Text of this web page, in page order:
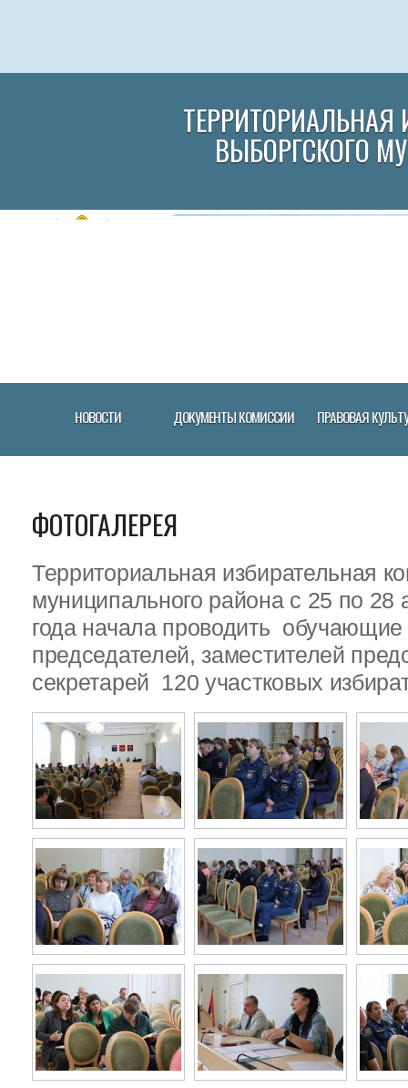
ВЫБОРГСКОГО
НОВОСТИ ДОКУМЕНТЫ КОМИССИИ ПРАВОВАЯ
ФОТОГАЛЕРЕЯ
Территориальная избирательная
муниципального района с 25 по 28
года начала проводить
председателей, заместителей
секретарей 120 участковых